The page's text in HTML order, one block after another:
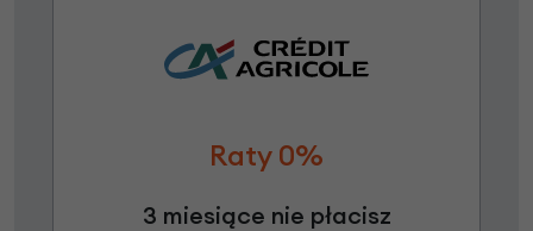
Raty 0%
3 miesiące nie płacisz